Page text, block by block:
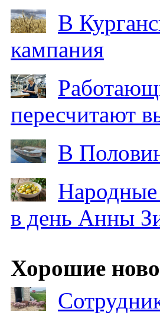
В
кампания
пересчитают
В
Народные
в день Анны
Хорошие